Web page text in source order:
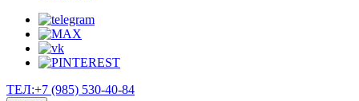
ТЕЛ:+7 (985) 530-40-84